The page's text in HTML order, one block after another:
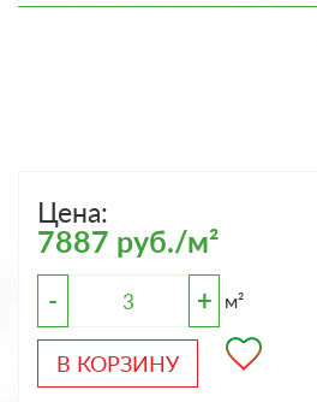
Цена:
7887 руб./м²
- + м²
В КОРЗИНУ